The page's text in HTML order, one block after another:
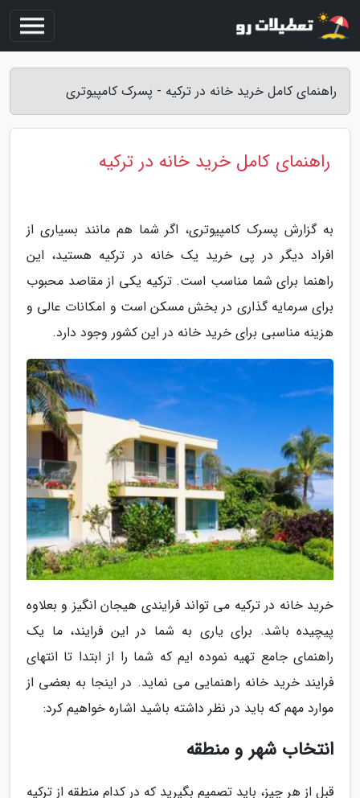
راهنمای کامل خرید خانه در ترکیه - پسرک کامپیوتری
راهنمای کامل خرید خانه در ترکیه
به گزارش پسرک کامپیوتری، اگر شما هم مانند بسیاری از
افراد دیگر در پی خرید یک خانه در ترکیه هستید، این
راهنما برای شما مناسب است. ترکیه یکی از مقاصد محبوب
برای سرمایه گذاری در بخش مسکن است و امکانات عالی و
هزینه مناسبی برای خرید خانه در این کشور وجود دارد.
خرید خانه در ترکیه می تواند فرایندی هیجان انگیز و بعلاوه
پیچیده باشد. برای یاری به شما در این فرایند، ما یک
راهنمای جامع تهیه نموده ایم که شما را از ابتدا تا انتهای
فرایند خرید خانه راهنمایی می نماید. در اینجا به بعضی از
موارد مهم که باید در نظر داشته باشید اشاره خواهیم کرد:
انتخاب شهر و منطقه
قبل از هر چیز، باید تصمیم بگیرید که در کدام منطقه از ترکیه